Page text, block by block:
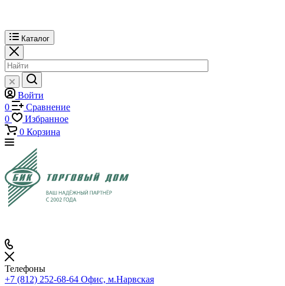
Каталог
Войти
0
Сравнение
0
Избранное
0 Корзина
Телефоны
+7 (812) 252-68-64 Офис, м.Нарвская